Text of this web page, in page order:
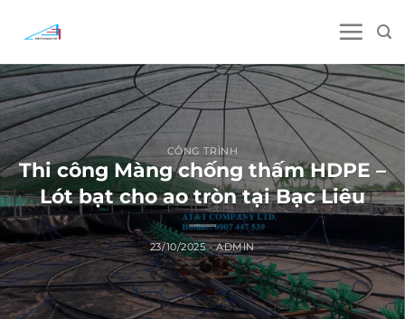
CÔNG TRÌNH
Thi công Màng chống thấm HDPE –
Lót bạt cho ao tròn tại Bạc Liêu
23/10/2025-ADMIN